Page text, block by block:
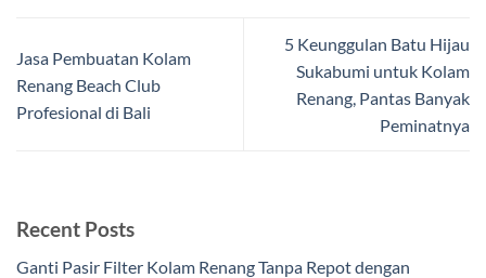
Jasa Pembuatan Kolam
Renang Beach Club
Profesional di Bali
5 Keunggulan Batu Hijau
Sukabumi untuk Kolam
Renang, Pantas Banyak
Peminatnya
Recent Posts
Ganti Pasir Filter Kolam Renang Tanpa Repot dengan